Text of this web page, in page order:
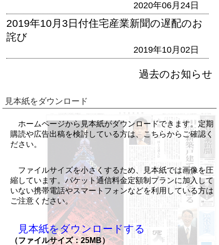
2020年06月24日
2019年10月3日付住宅産業新聞の遅配のお
詫び
2019年10月02日
過去のお知らせ
見本紙をダウンロード
ホームページから見本紙がダウンロードできます。定期
購読や広告出稿を検討している方は、こちらからご確認く
ださい。
ファイルサイズを小さくするため、見本紙では画像を圧
縮しています。パケット通信料金定額制プランに加入して
いない携帯電話やスマートフォンなどを利用している方は
ご注意ください。
見本紙をダウンロードする
（ファイルサイズ：25MB）